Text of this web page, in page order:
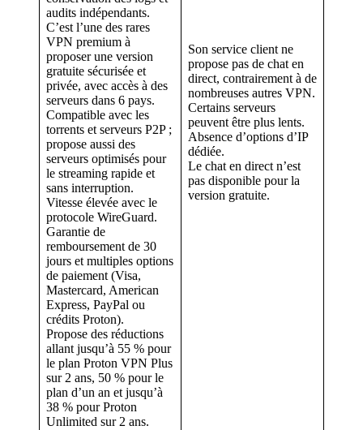
audits indépendants.
C’est l’une des rares
VPN premium à
proposer une version
gratuite sécurisée et
privée, avec accès à des
serveurs dans 6 pays.
Compatible avec les
torrents et serveurs P2P ;
propose aussi des
serveurs optimisés pour
le streaming rapide et
sans interruption.
Vitesse élevée avec le
protocole WireGuard.
Garantie de
remboursement de 30
jours et multiples options
de paiement (Visa,
Mastercard, American
Express, PayPal ou
crédits Proton).
Propose des réductions
allant jusqu’à 55 % pour
le plan Proton VPN Plus
sur 2 ans, 50 % pour le
plan d’un an et jusqu’à
38 % pour Proton
Unlimited sur 2 ans.
Son service client ne
propose pas de chat en
direct, contrairement à de
nombreuses autres VPN.
Certains serveurs
peuvent être plus lents.
Absence d’options d’IP
dédiée.
Le chat en direct n’est
pas disponible pour la
version gratuite.